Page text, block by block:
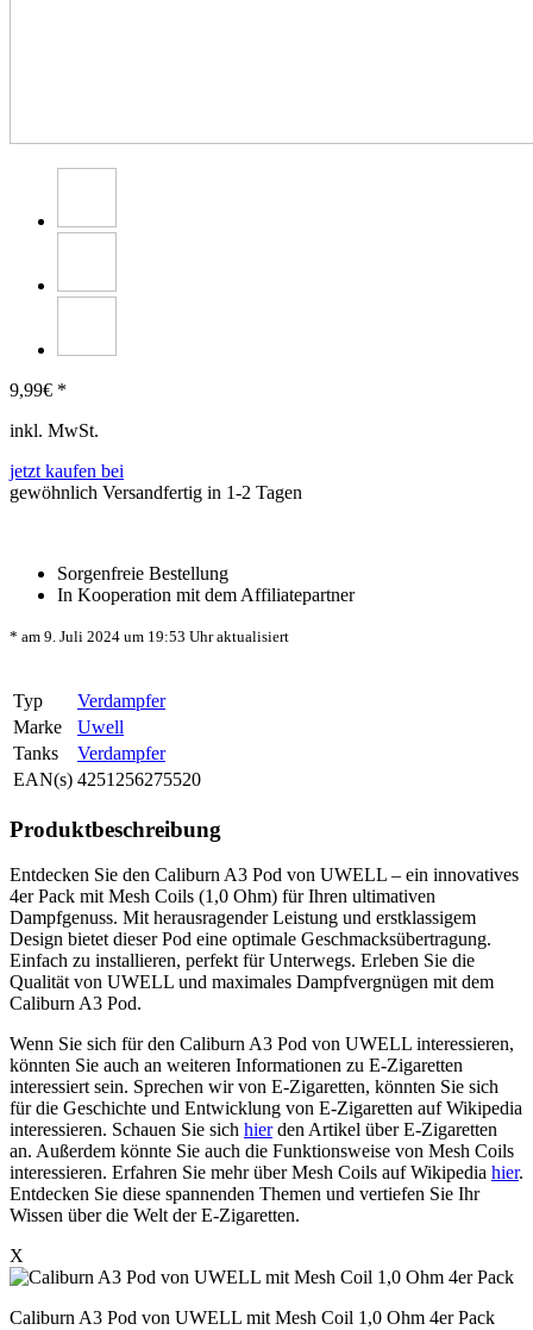
9,99€ *
inkl. MwSt.
jetzt kaufen bei
gewöhnlich Versandfertig in 1-2 Tagen
Sorgenfreie Bestellung
In Kooperation mit dem Affiliatepartner
* am 9. Juli 2024 um 19:53 Uhr aktualisiert
Typ
Verdampfer
Marke
Uwell
Tanks
Verdampfer
EAN(s) 4251256275520
Produktbeschreibung
Entdecken Sie den Caliburn A3 Pod von UWELL – ein innovatives
4er Pack mit Mesh Coils (1,0 Ohm) für Ihren ultimativen
Dampfgenuss. Mit herausragender Leistung und erstklassigem
Design bietet dieser Pod eine optimale Geschmacksübertragung.
Einfach zu installieren, perfekt für Unterwegs. Erleben Sie die
Qualität von UWELL und maximales Dampfvergnügen mit dem
Caliburn A3 Pod.
Wenn Sie sich für den Caliburn A3 Pod von UWELL interessieren,
könnten Sie auch an weiteren Informationen zu E-Zigaretten
interessiert sein. Sprechen wir von E-Zigaretten, könnten Sie sich
für die Geschichte und Entwicklung von E-Zigaretten auf Wikipedia
interessieren. Schauen Sie sich hierden Artikel über E-Zigaretten
an. Außerdem könnte Sie auch die Funktionsweise von Mesh Coils
interessieren. Erfahren Sie mehr über Mesh Coils auf Wikipedia hier.
Entdecken Sie diese spannenden Themen und vertiefen Sie Ihr
Wissen über die Welt der E-Zigaretten.
X
Caliburn A3 Pod von UWELL mit Mesh Coil 1,0 Ohm 4er Pack